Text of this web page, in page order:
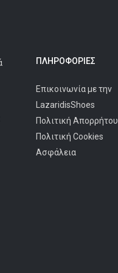
ΠΛΗΡΟΦΟΡΊΕΣ
Επικοινωνία με την
LazaridisShoes
Πολιτική Απορρήτου
Πολιτική Cookies
Ασφάλεια